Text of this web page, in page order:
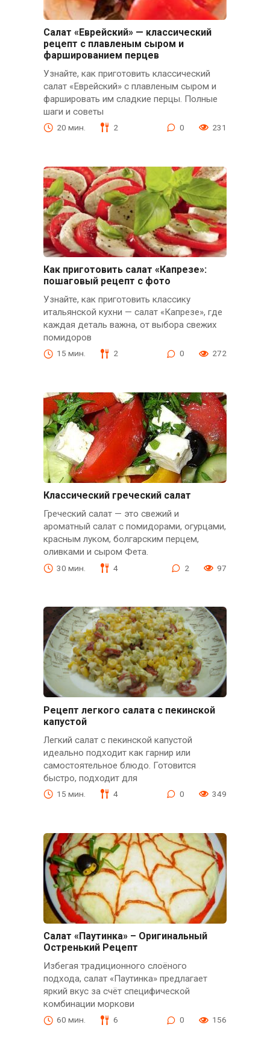
Салат «Еврейский» — классический
рецепт с плавленым сыром и
фаршированием перцев
Узнайте, как приготовить классический
салат «Еврейский» с плавленым сыром и
фаршировать им сладкие перцы. Полные
шаги и советы
20 мин. 2 0 231
Как приготовить салат «Капрезе»:
пошаговый рецепт с фото
Узнайте, как приготовить классику
итальянской кухни — салат «Капрезе», где
каждая деталь важна, от выбора свежих
помидоров
15 мин. 2 0 272
Классический греческий салат
Греческий салат — это свежий и
ароматный салат с помидорами, огурцами,
красным луком, болгарским перцем,
оливками и сыром Фета.
30 мин. 4 2 97
Рецепт легкого салата с пекинской
капустой
Легкий салат с пекинской капустой
идеально подходит как гарнир или
самостоятельное блюдо. Готовится
быстро, подходит для
15 мин. 4 0 349
Салат «Паутинка» – Оригинальный
Остренький Рецепт
Избегая традиционного слоёного
подхода, салат «Паутинка» предлагает
яркий вкус за счёт специфической
комбинации моркови
60 мин. 6 0 156